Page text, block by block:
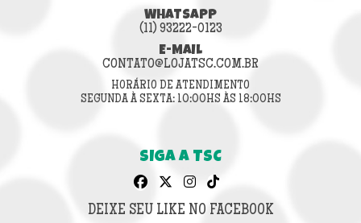
WHATSAPP
(11) 93222-0123
E-MAIL
CONTATO@LOJATSC.COM.BR
HORÁRIO DE ATENDIMENTO
SEGUNDA À SEXTA: 10:00HS ÀS 18:00HS
SIGA A TSC
DEIXE SEU LIKE NO FACEBOOK